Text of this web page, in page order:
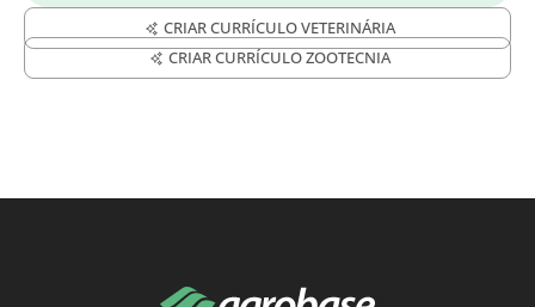
CRIAR CURRÍCULO VETERINÁRIA
CRIAR CURRÍCULO ZOOTECNIA